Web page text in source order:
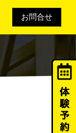
お問合せ